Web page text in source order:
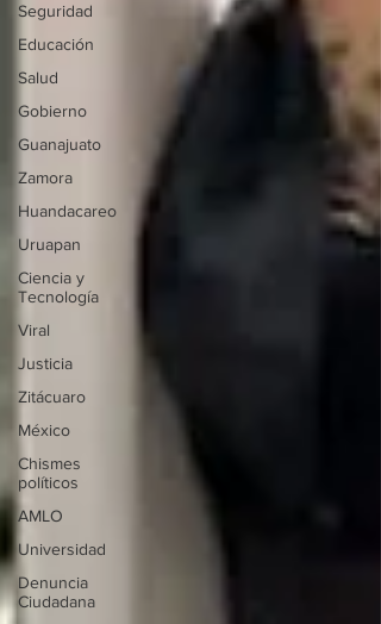
Seguridad
Educación
Salud
Gobierno
Guanajuato
Zamora
Huandacareo
Uruapan
Ciencia y
Tecnología
Viral
Justicia
Zitácuaro
México
Chismes
políticos
AMLO
Universidad
Denuncia
Ciudadana